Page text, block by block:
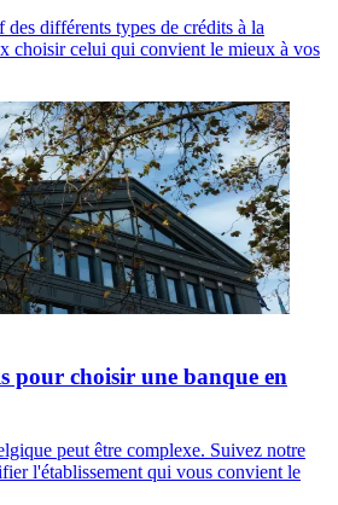
différents types de crédits à la
choisir celui qui convient le mieux à vos
pour choisir une banque en
peut être complexe. Suivez notre
l'établissement qui vous convient le